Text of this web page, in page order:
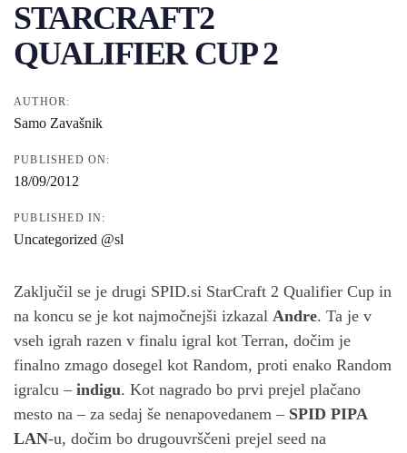
STARCRAFT2
QUALIFIER CUP 2
AUTHOR:
Samo Zavašnik
PUBLISHED ON:
18/09/2012
PUBLISHED IN:
Uncategorized @sl
Zaključil se je drugi SPID.si StarCraft 2 Qualifier Cup in
na koncu se je kot najmočnejši izkazal Andre. Ta je v
vseh igrah razen v finalu igral kot Terran, dočim je
finalno zmago dosegel kot Random, proti enako Random
igralcu – indigu. Kot nagrado bo prvi prejel plačano
mesto na – za sedaj še nenapovedanem – SPID PIPA
LAN-u, dočim bo drugouvrščeni prejel seed na